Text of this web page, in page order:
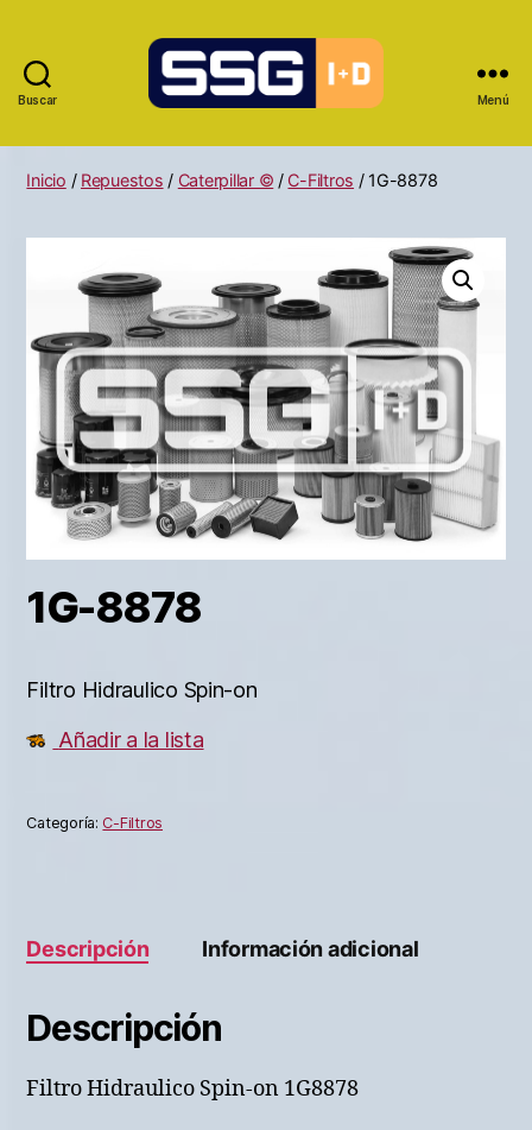
Buscar Menú
Inicio / Repuestos / Caterpillar © / C-Filtros / 1G-8878
1G-8878
Filtro Hidraulico Spin-on
Añadir a la lista
Categoría: C-Filtros
Descripción Información adicional
Descripción
Filtro Hidraulico Spin-on 1G8878